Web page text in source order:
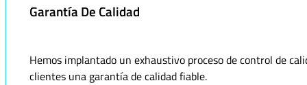
Garantía De Calidad
Hemos implantado un exhaustivo proceso de control de
clientes una garantía de calidad fiable.